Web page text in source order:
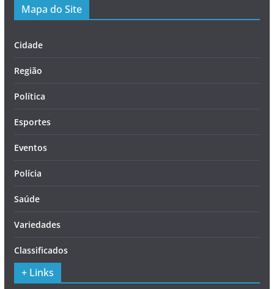
Mapa do Site
Cidade
Região
Política
Esportes
Eventos
Polícia
Saúde
Variedades
Classificados
+ Links